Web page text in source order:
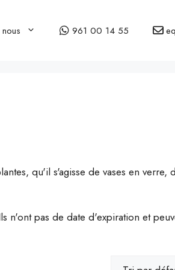
961 00 14 55
qu'il s'agisse de vases en verre,
pas de date d'expiration et